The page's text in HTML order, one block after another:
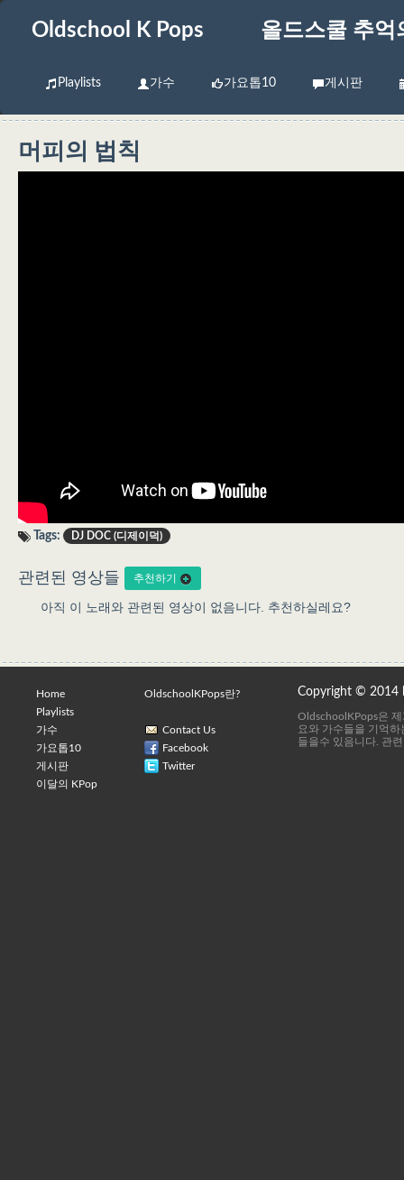
Oldschool K Pops 올드스쿨 추억
Playlists 가수 가요톱10 게시판
머피의 법칙
Tags: DJ DOC (디제이덕)
관련된 영상들 추천하기
아직 이 노래와 관련된 영상이 없음니다. 추천하실레요?
Home
Playlists
가수
가요톱10
게시판
이달의 KPop
OldschoolKPops란?
Contact Us
Facebook
Twitter
Copyright © 2014
OldschoolKPops은
요와 가수들을 기억
들을수 있음니다. 관